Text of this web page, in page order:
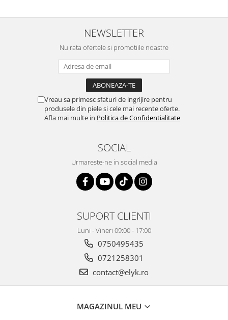
NEWSLETTER
Nu rata ofertele si promotiile noastre
Vreau sa primesc sfaturi de ingrijire pentru
produsele din piele si cele mai recente oferte.
Afla mai multe in Politica de Confidentialitate
SOCIAL
Urmareste-ne in social media
SUPORT CLIENTI
Luni - Vineri 09:00 - 17:00
0750495435
0721258301
contact@elyk.ro
MAGAZINUL MEU